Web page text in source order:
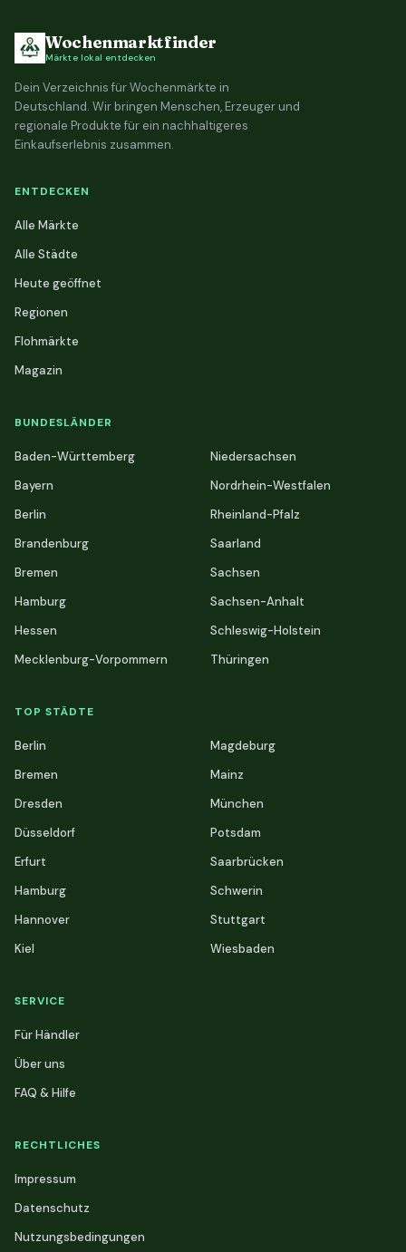
Wochenmarktfinder
Märkte lokal entdecken
Dein Verzeichnis für Wochenmärkte in
Deutschland. Wir bringen Menschen, Erzeuger und
regionale Produkte für ein nachhaltigeres
Einkaufserlebnis zusammen.
ENTDECKEN
Alle Märkte
Alle Städte
Heute geöffnet
Regionen
Flohmärkte
Magazin
BUNDESLÄNDER
Baden-Württemberg
Bayern
Berlin
Brandenburg
Bremen
Hamburg
Hessen
Mecklenburg-Vorpommern
Niedersachsen
Nordrhein-Westfalen
Rheinland-Pfalz
Saarland
Sachsen
Sachsen-Anhalt
Schleswig-Holstein
Thüringen
TOP STÄDTE
Berlin
Bremen
Dresden
Düsseldorf
Erfurt
Hamburg
Hannover
Kiel
Magdeburg
Mainz
München
Potsdam
Saarbrücken
Schwerin
Stuttgart
Wiesbaden
SERVICE
Für Händler
Über uns
FAQ & Hilfe
RECHTLICHES
Impressum
Datenschutz
Nutzungsbedingungen